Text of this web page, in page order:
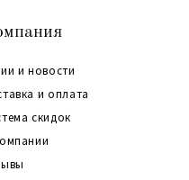
и новости
и оплата
скидок